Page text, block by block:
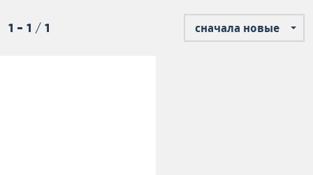
1 - 1 / 1 сначала новые